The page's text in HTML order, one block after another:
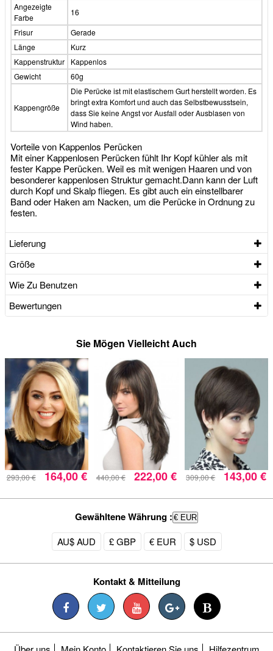
Angezeigte
Farbe
16
Frisur
Gerade
Länge
Kurz
Kappenstruktur
Kappenlos
Gewicht
60g
Kappengröße
Die Perücke ist mit elastischem Gurt herstellt worden. Es
bringt extra Komfort und auch das Selbstbewusstsein,
dass Sie keine Angst vor Ausfall oder Ausblasen von
Wind haben.
Vorteile von Kappenlos Perücken
Mit einer Kappenlosen Perücken fühlt Ihr Kopf kühler als mit
fester Kappe Perücken. Weil es mit wenigen Haaren und von
besonderer kappenlosen Struktur gemacht.Dann kann der Luft
durch Kopf und Skalp fliegen. Es gibt auch ein einstellbarer
Band oder Haken am Nacken, um die Perücke in Ordnung zu
festen.
Lieferung
Größe
Wie Zu Benutzen
Bewertungen
Sie Mögen Vielleicht Auch
293,00 € 164,00 € 440,00 € 222,00 € 309,00 € 143,00 €
Gewähltene Währung : € EUR
AU$ AUD £ GBP € EUR $ USD
Kontakt & Mitteilung